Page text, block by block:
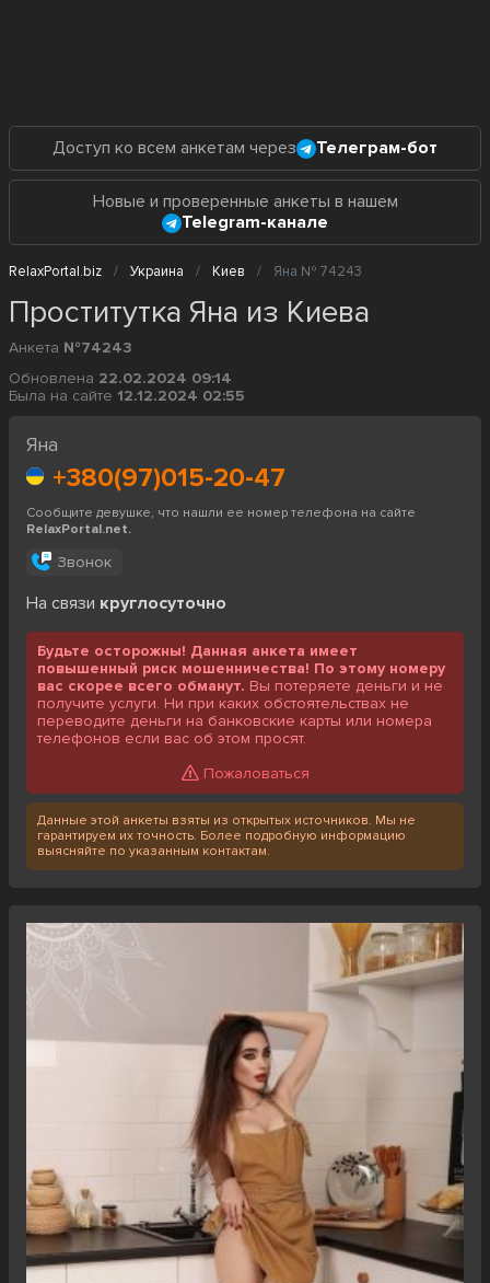
Доступ ко всем анкетам через Телеграм-бот
Новые и проверенные анкеты в нашем
Telegram-канале
RelaxPortal.biz Украина Киев Яна № 74243
Проститутка Яна из Киева
Анкета №74243
Обновлена 22.02.2024 09:14
Была на сайте 12.12.2024 02:55
Яна
+380(97)015-20-47
Сообщите девушке, что нашли ее номер телефона на сайте
RelaxPortal.net.
Звонок
На связи круглосуточно
Будьте осторожны! Данная анкета имеет
повышенный риск мошенничества! По этому номеру
вас скорее всего обманут. Вы потеряете деньги и не
получите услуги. Ни при каких обстоятельствах не
переводите деньги на банковские карты или номера
телефонов если вас об этом просят.
Пожаловаться
Данные этой анкеты взяты из открытых источников. Мы не
гарантируем их точность. Более подробную информацию
выясняйте по указанным контактам.